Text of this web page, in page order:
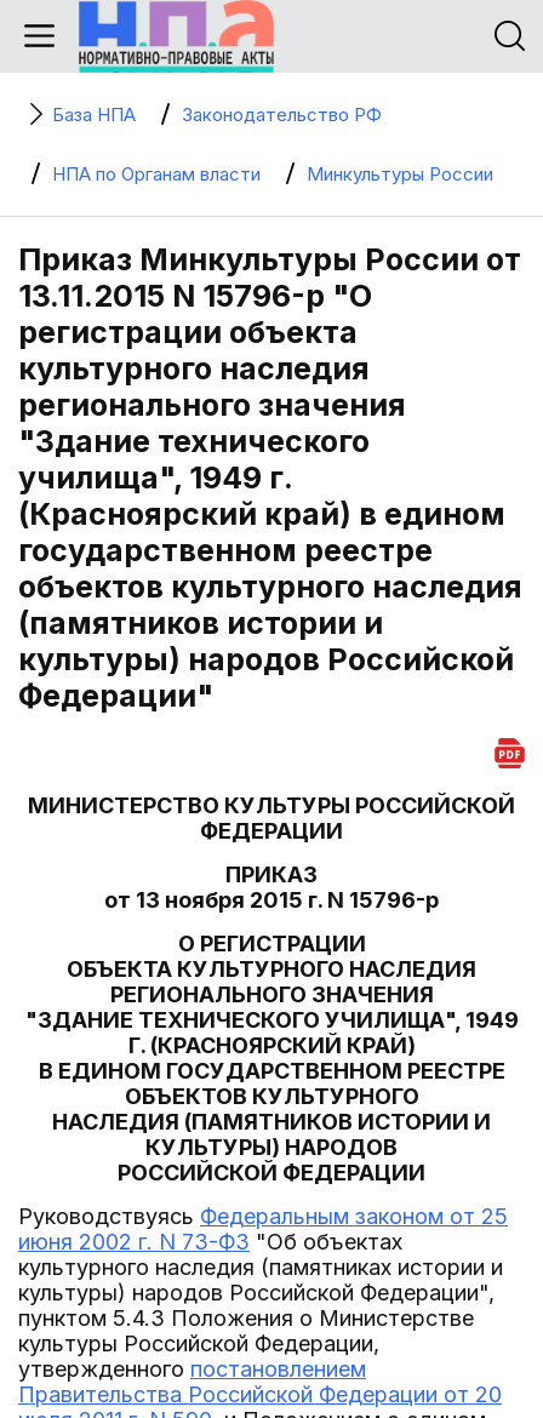
База НПА Законодательство РФ
НПА по Органам власти Минкультуры России
Приказ Минкультуры России от
13.11.2015 N 15796-р "О
регистрации объекта
культурного наследия
регионального значения
"Здание технического
училища", 1949 г.
(Красноярский край) в едином
государственном реестре
объектов культурного наследия
(памятников истории и
культуры) народов Российской
Федерации"
МИНИСТЕРСТВО КУЛЬТУРЫ РОССИЙСКОЙ
ФЕДЕРАЦИИ
ПРИКАЗ
от 13 ноября 2015 г. N 15796-р
О РЕГИСТРАЦИИ
ОБЪЕКТА КУЛЬТУРНОГО НАСЛЕДИЯ
РЕГИОНАЛЬНОГО ЗНАЧЕНИЯ
"ЗДАНИЕ ТЕХНИЧЕСКОГО УЧИЛИЩА", 1949
Г. (КРАСНОЯРСКИЙ КРАЙ)
В ЕДИНОМ ГОСУДАРСТВЕННОМ РЕЕСТРЕ
ОБЪЕКТОВ КУЛЬТУРНОГО
НАСЛЕДИЯ (ПАМЯТНИКОВ ИСТОРИИ И
КУЛЬТУРЫ) НАРОДОВ
РОССИЙСКОЙ ФЕДЕРАЦИИ
Руководствуясь Федеральным законом от 25
июня 2002 г. N 73-ФЗ "Об объектах
культурного наследия (памятниках истории и
культуры) народов Российской Федерации",
пунктом 5.4.3 Положения о Министерстве
культуры Российской Федерации,
утвержденного постановлением
Правительства Российской Федерации от 20